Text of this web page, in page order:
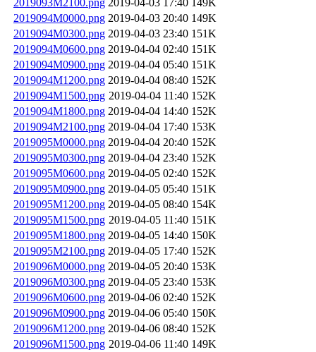
2019094M0000.png 2019-04-03 20:40 149K
2019094M0300.png 2019-04-03 23:40 151K
2019094M0600.png 2019-04-04 02:40 151K
2019094M0900.png 2019-04-04 05:40 151K
2019094M1200.png 2019-04-04 08:40 152K
2019094M1500.png 2019-04-04 11:40 152K
2019094M1800.png 2019-04-04 14:40 152K
2019094M2100.png 2019-04-04 17:40 153K
2019095M0000.png 2019-04-04 20:40 152K
2019095M0300.png 2019-04-04 23:40 152K
2019095M0600.png 2019-04-05 02:40 152K
2019095M0900.png 2019-04-05 05:40 151K
2019095M1200.png 2019-04-05 08:40 154K
2019095M1500.png 2019-04-05 11:40 151K
2019095M1800.png 2019-04-05 14:40 150K
2019095M2100.png 2019-04-05 17:40 152K
2019096M0000.png 2019-04-05 20:40 153K
2019096M0300.png 2019-04-05 23:40 153K
2019096M0600.png 2019-04-06 02:40 152K
2019096M0900.png 2019-04-06 05:40 150K
2019096M1200.png 2019-04-06 08:40 152K
2019096M1500.png 2019-04-06 11:40 149K